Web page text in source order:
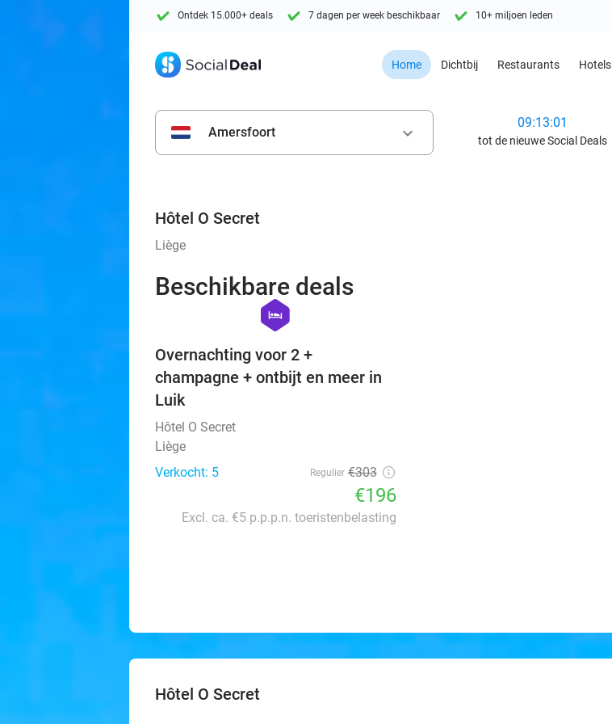
Ontdek 15.000+ deals 7 dagen per week beschikbaar 10+ miljoen leden
Home Dichtbij Restaurants Hotels
Amersfoort keyboard_arrow_down
09:12:59
tot de nieuwe Social Deals
Hôtel O Secret
Liège
Beschikbare deals
hexagon
hotel
Overnachting voor 2 +
champagne + ontbijt en meer in
Luik
Hôtel O Secret
Liège
Verkocht: 5
Regulier €303
€196
Excl. ca. €5 p.p.p.n. toeristenbelasting
Hôtel O Secret